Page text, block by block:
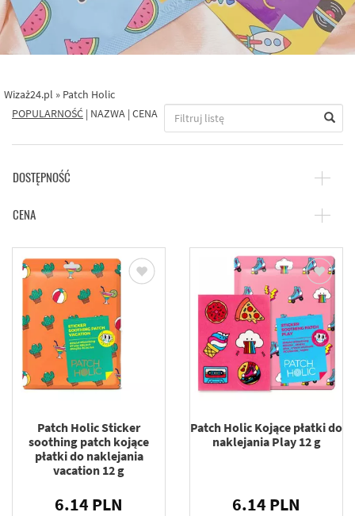
Wizaż24.pl » Patch Holic
POPULARNOŚĆ | NAZWA | CENA
DOSTĘPNOŚĆ
CENA
Patch Holic Sticker
soothing patch kojące
płatki do naklejania
vacation 12 g
6.14 PLN
Patch Holic Kojące płatki do
naklejania Play 12 g
6.14 PLN